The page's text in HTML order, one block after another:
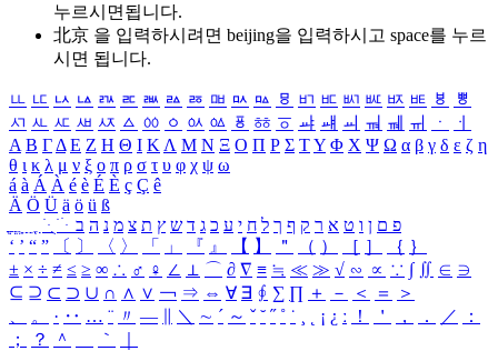
누르시면됩니다.
北京 을 입력하시려면 beijing을 입력하시고 space를 누르
시면 됩니다.
ㅥ ㅦ ㅧ ㅨ ㅩ ㅪ ㅫ ㅬ ㅭ ㅮ ㅯ ㅰ ㅱ ㅲ ㅳ ㅴ ㅵ ㅶ ㅷ ㅸ
ㅹ
ㅺ ㅻ ㅼ ㅽ ㅾ ㅿ ㆀ ㆁ ㆂ ㆃ ㆄ ㆅ ㆆ ㆇ ㆈ ㆉ ㆊ ㆋ ㆌ ㆍ
ㆎ
Α Β ΓΔ Ε Ζ Η Θ Ι ΚΛ Μ Ν Ξ Ο Π Ρ Σ ΤΥ Φ Χ Ψ Ω α β γ δ ε ζ η
θ ι κ λ μ ν ξ ο π ρ σ τ υ φ χ ψ ω
á à Á À é è É È ç Ç ê
Ä Ö Ü ä ö ü ß
ִֶֹ ֻּ ׁׂ פ ם ן ו ט א ר ק ף ך ל ח י ע כ ג ד ש ץ ת צ מ נ ה ב
‘ ’ “ ” 〔 〕 〈 〉 「 」 『 』 【 】 ＂ （ ） ［ ］ ｛ ｝
± × ÷ ≠ ≤ ≥ ∞ ∴ ♂ ♀ ∠ ⊥ ⌒ ∂ ∇ ≡ ≒ ≪ ≫ √ ∽ ∝ ∵ ∫ ∬ ∈ ∋
⊆ ⊇ ⊂ ⊃ ∪ ∩ ∧ ∨ ￢ ⇒ ⇔ ∀ ∃ ∮ ∑ ∏ ＋ － ＜ ＝
＞
、
。 · ‥ … ¨ 〃 ― ＼ ∼ ´ ～ ˇ ˘ ˝ ˚ ˙ ¸ ¡ ¿ ː ！ ＇ ， ． ／
：
；
？ ＾ ｀